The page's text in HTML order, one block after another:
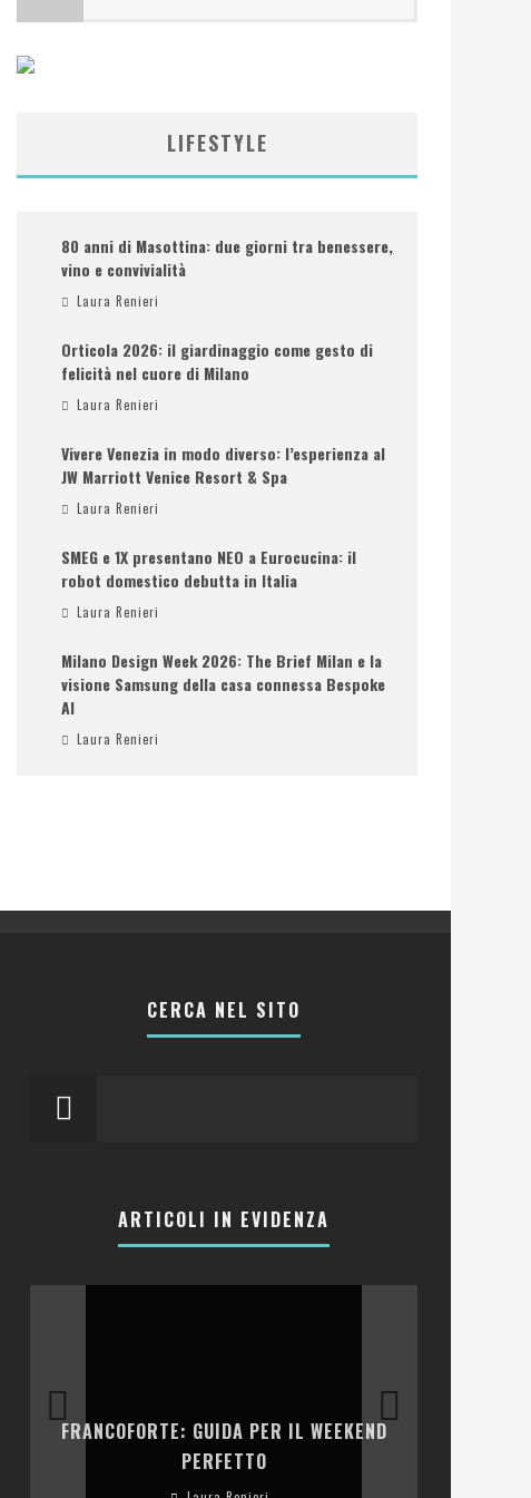
LIFESTYLE
80 anni di Masottina: due giorni tra benessere,
vino e convivialità
Laura Renieri
Orticola 2026: il giardinaggio come gesto di
felicità nel cuore di Milano
Laura Renieri
Vivere Venezia in modo diverso: l’esperienza al
JW Marriott Venice Resort & Spa
Laura Renieri
SMEG e 1X presentano NEO a Eurocucina: il
robot domestico debutta in Italia
Laura Renieri
Milano Design Week 2026: The Brief Milan e la
visione Samsung della casa connessa Bespoke
AI
Laura Renieri
CERCA NEL SITO
ARTICOLI IN EVIDENZA
FRANCOFORTE: GUIDA PER IL WEEKEND
PERFETTO